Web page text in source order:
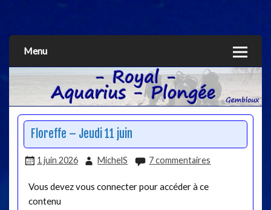
Menu
Floreffe – Jeudi 11 juin
1 juin 2026 MichelS 7 commentaires
Vous devez vous connecter pour accéder à ce
contenu